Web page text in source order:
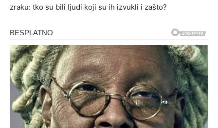
zraku: tko su bili ljudi koji su ih izvukli i zašto?